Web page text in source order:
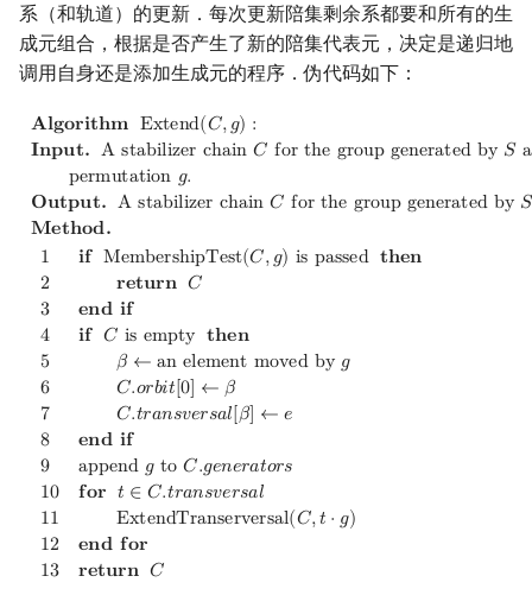
系（和轨道）的更新．每次更新陪集剩余系都要和所有的生
成元组合，根据是否产生了新的陪集代表元，决定是递归地
调用自身还是添加生成元的程序．伪代码如下：
𝐀𝐥𝐠𝐨𝐫𝐢𝐭𝐡𝐦 Extend(𝐶,𝑔) :
𝐈𝐧𝐩𝐮𝐭. A stabilizer chain 𝐶 for the group generated by 𝑆 a
permutation 𝑔.
𝐎𝐮𝐭𝐩𝐮𝐭. A stabilizer chain 𝐶 for the group generated by 𝑆
𝐌𝐞𝐭𝐡𝐨𝐝.
1
𝐢𝐟 MembershipTest(𝐶,𝑔) is passed 𝐭𝐡𝐞𝐧
2
𝐫𝐞𝐭𝐮𝐫𝐧 𝐶
3
𝐞𝐧𝐝 𝐢𝐟
4
𝐢𝐟 𝐶 is empty 𝐭𝐡𝐞𝐧
5
𝛽 ← an element moved by 𝑔
6
𝐶.𝑜𝑟𝑏𝑖𝑡[0] ← 𝛽
7
𝐶.𝑡𝑟𝑎𝑛𝑠𝑣𝑒𝑟𝑠𝑎𝑙[𝛽] ← 𝑒
8
𝐞𝐧𝐝 𝐢𝐟
9
append 𝑔 to 𝐶.𝑔𝑒𝑛𝑒𝑟𝑎𝑡𝑜𝑟𝑠
10 𝐟𝐨𝐫 𝑡 ∈ 𝐶.𝑡𝑟𝑎𝑛𝑠𝑣𝑒𝑟𝑠𝑎𝑙
11 ExtendTranserversal(𝐶,𝑡 ⋅ 𝑔)
12 𝐞𝐧𝐝 𝐟𝐨𝐫
13 𝐫𝐞𝐭𝐮𝐫𝐧 𝐶
AlgorithmExtend(C,g):Input.